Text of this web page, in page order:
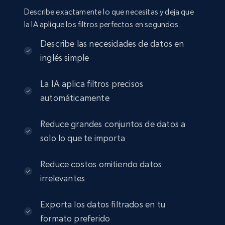
info, Stars, Feedbacks, Return policy, and more.
eCommerce
eBay
URL, Product id, Title, Seller name, Seller rating,
more.
2.5K+ 359+
Describe exactamente lo que necesitas y deja que
la IA aplique los filtros perfectos en segundos.
Describe las necesidades de datos en
inglés simple
La IA aplica filtros precisos
automáticamente
Reduce grandes conjuntos de datos a
solo lo que te importa
Reduce costos omitiendo datos
irrelevantes
Exporta los datos filtrados en tu
formato preferido